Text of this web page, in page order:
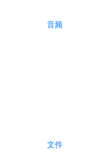
音频
文件